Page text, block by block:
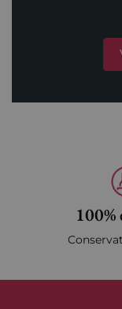
100%